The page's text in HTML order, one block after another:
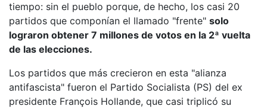
tiempo: sin el pueblo porque, de hecho, los casi 20
partidos que componían el llamado "frente" solo
lograron obtener 7 millones de votos en la 2ª vuelta
de las elecciones.
Los partidos que más crecieron en esta "alianza
antifascista" fueron el Partido Socialista (PS) del ex
presidente François Hollande, que casi triplicó su